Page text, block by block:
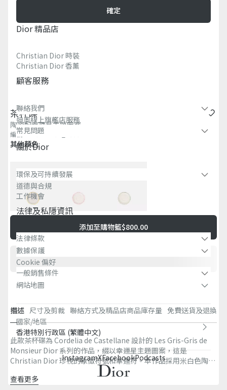
茶杯碟
陶瓷配幸運星主題圖案
編號:HYJ02GSA0U_C500
其他顏色
添加至購物籃$800.00
描述 尺寸及剪裁 聯絡方式及精品店商品庫存量 免費送貨及退換
此款茶杯碟為 Cordelia de Castellane 設計的 Les Gris-Gris de
Monsieur Dior 系列的作品，綴以幸運星主題圖案，這是
Christian Dior 珍視的象徵符號和幸運符。本作品採用米白色陶瓷
精製而成，配以精緻的色彩，昇華設計，彰顯生活的藝術，並頌揚
品牌創辦人對命理的熱枕。本設計可為餐桌增添品牌的經典元素，
100% 陶瓷
查看更多
確定
Dior 精品店
Christian Dior 時裝
Christian Dior 香薰​
顧客服務
聯絡我們
迪奧線上旗艦店服務
常見問題​
關於dior
環保及可持續發展​
道德與合規
工作機會
法律及私隱資訊​
法律條款
數據保護
Cookie 偏好
一般銷售條件
網站地圖
國家/地區
香港特別行政區 (繁體中文)
InstagramXFacebookPodcasts